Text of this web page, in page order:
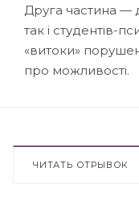
Друга частина —
так і студентів-
«витоки»
про можливості.
ЧИТАТЬ ОТРЫВОК